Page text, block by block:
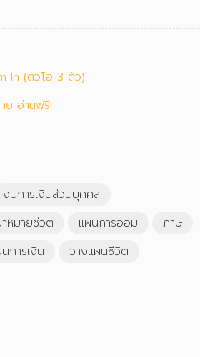
In (ตัวโอ 3 ตัว)
ย อ่านฟรี!
งบการเงินส่วนบุคคล
าหมายชีวิต แผนการออม
ภาษี
การเงิน
วางแผนชีวิต